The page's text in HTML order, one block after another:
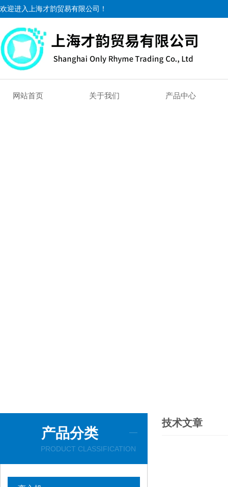
欢迎进入上海才韵贸易有限公司！
网站首页 关于我们 产品中心
产品分类
PRODUCT CLASSIFICATION
技术文章